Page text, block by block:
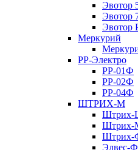
Эвотор
Эвотор
Эвотор
Меркурий
РР-Электро
РР-01Ф
РР-02Ф
РР-04Ф
ШТРИХ-М
Штрих-
Штрих-
Штрих-
Элвес-